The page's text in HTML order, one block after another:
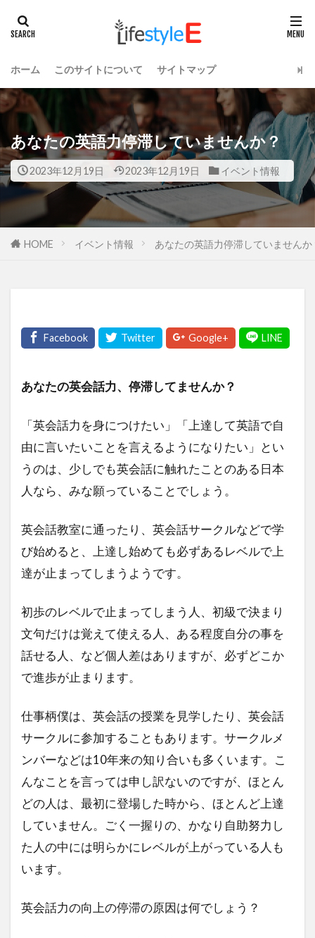
ホーム このサイトについて サイトマップ
あなたの英語力停滞していませんか？
2023年12月19日 2023年12月19日 イベント情報
HOME イベント情報 あなたの英語力停滞していませんか
あなたの英会話力、停滞してませんか？
「英会話力を身につけたい」「上達して英語で自
由に言いたいことを言えるようになりたい」とい
うのは、少しでも英会話に触れたことのある日本
人なら、みな願っていることでしょう。
英会話教室に通ったり、英会話サークルなどで学
び始めると、上達し始めても必ずあるレベルで上
達が止まってしまうようです。
初歩のレベルで止まってしまう人、初級で決まり
文句だけは覚えて使える人、ある程度自分の事を
話せる人、など個人差はありますが、必ずどこか
で進歩が止まります。
仕事柄僕は、英会話の授業を見学したり、英会話
サークルに参加することもあります。サークルメ
ンバーなどは10年来の知り合いも多くいます。こ
んなことを言っては申し訳ないのですが、ほとん
どの人は、最初に登場した時から、ほとんど上達
していません。ごく一握りの、かなり自助努力し
た人の中には明らかにレベルが上がっている人も
います。
英会話力の向上の停滞の原因は何でしょう？